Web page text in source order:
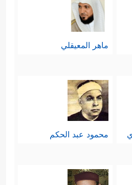
ماهر المعيقلي
محمود عبد الحكم